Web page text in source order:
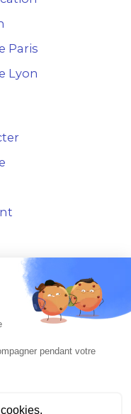
Paris
Lyon
Lyon
Paris
pendant votre